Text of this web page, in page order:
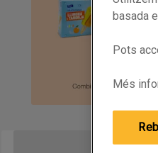
basada
Pots
Més